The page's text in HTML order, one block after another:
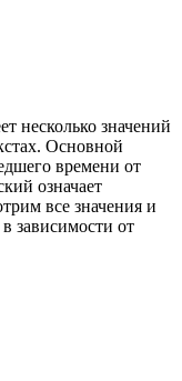
несколько значений
Основной
времени от
означает
все значения и
зависимости от